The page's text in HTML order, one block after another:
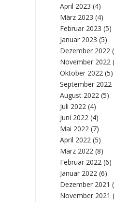
April 2023 (4)
März 2023 (4)
Februar 2023 (5)
Januar 2023 (5)
Dezember 2022
November 2022
Oktober 2022 (5)
September 2022
August 2022 (5)
Juli 2022 (4)
Juni 2022 (4)
Mai 2022 (7)
April 2022 (5)
März 2022 (8)
Februar 2022 (6)
Januar 2022 (6)
Dezember 2021
November 2021